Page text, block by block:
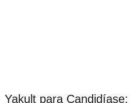
Yakult para